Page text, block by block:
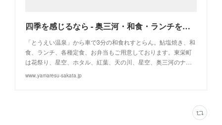
四季を感じるなら - 奥三河・和食・ランチを楽しむなら 山のれすとらん さかた
「とうえい温泉」から車で3分の和食れすとらん。鮎塩焼き、和
食、ランチ、各種定食、お弁当もご用意しております。東栄町
は花祭り、星空、ホタル、紅葉、天の川、星空、奥三河のナ…
www.yamaresu-sakata.jp